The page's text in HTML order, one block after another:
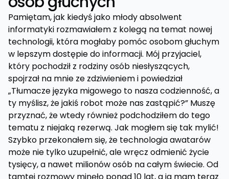
Pamiętam, jak kiedyś jako młody absolwent
informatyki rozmawiałem z kolegą na temat nowej
technologii, która mogłaby pomóc osobom głuchym
w lepszym dostępie do informacji. Mój przyjaciel,
który pochodził z rodziny osób niesłyszących,
spojrzał na mnie ze zdziwieniem i powiedział
„Tłumacze języka migowego to nasza codzienność, a
ty myślisz, że jakiś robot może nas zastąpić?” Muszę
przyznać, że wtedy również podchodziłem do tego
tematu z niejaką rezerwą. Jak mogłem się tak mylić!
Szybko przekonałem się, że technologia awatarów
może nie tylko uzupełnić, ale wręcz odmienić życie
tysięcy, a nawet milionów osób na całym świecie. Od